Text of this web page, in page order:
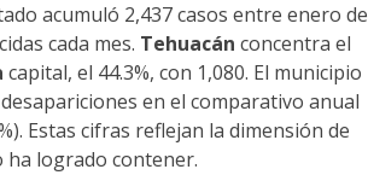
acumuló 2,437 casos entre enero de
cada mes. Tehuacán concentra el
capital, el 44.3%, con 1,080. El municipio
en el comparativo anual
Estas cifras reflejan la dimensión de
ha logrado contener.